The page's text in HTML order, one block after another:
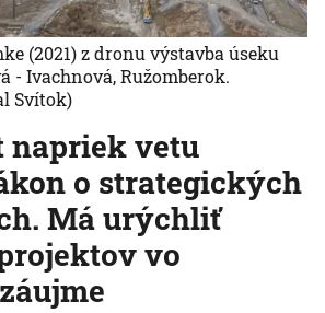
napriek vetu
o strategických
Má urýchliť
vo
(2021) z dronu výstavba úseku
- Ivachnová, Ružomberok.
Svítok)